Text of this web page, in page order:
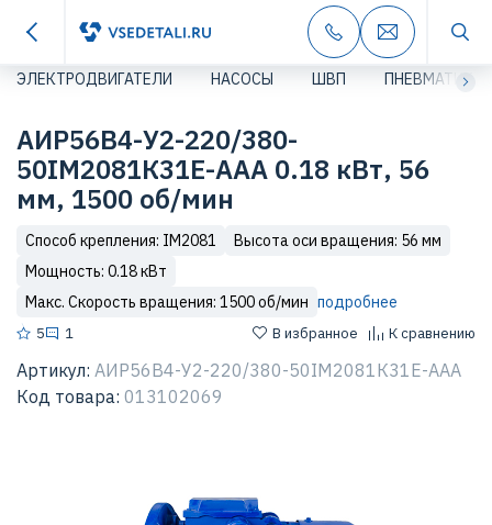
ЭЛЕКТРОДВИГАТЕЛИ НАСОСЫ ШВП ПНЕВМАТИКА
АИР56В4-У2-220/380-
50IМ2081К31Е-ААА 0.18 кВт, 56
мм, 1500 об/мин
Способ крепления: IM2081
Высота оси вращения: 56 мм
Мощность: 0.18 кВт
Макс. Скорость вращения: 1500 об/мин подробнее
5 1 В избранное К сравнению
Артикул: АИР56В4-У2-220/380-50IМ2081К31Е-ААА
Код товара: 013102069